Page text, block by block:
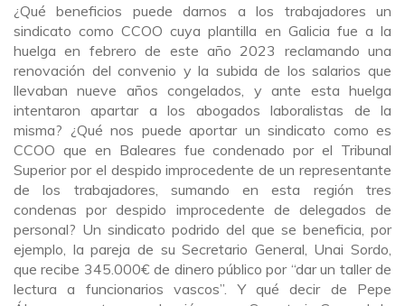
¿Qué beneficios puede darnos a los trabajadores un
sindicato como CCOO cuya plantilla en Galicia fue a la
huelga en febrero de este año 2023 reclamando una
renovación del convenio y la subida de los salarios que
llevaban nueve años congelados, y ante esta huelga
intentaron apartar a los abogados laboralistas de la
misma? ¿Qué nos puede aportar un sindicato como es
CCOO que en Baleares fue condenado por el Tribunal
Superior por el despido improcedente de un representante
de los trabajadores, sumando en esta región tres
condenas por despido improcedente de delegados de
personal? Un sindicato podrido del que se beneficia, por
ejemplo, la pareja de su Secretario General, Unai Sordo,
que recibe 345.000€ de dinero público por “dar un taller de
lectura a funcionarios vascos”. Y qué decir de Pepe